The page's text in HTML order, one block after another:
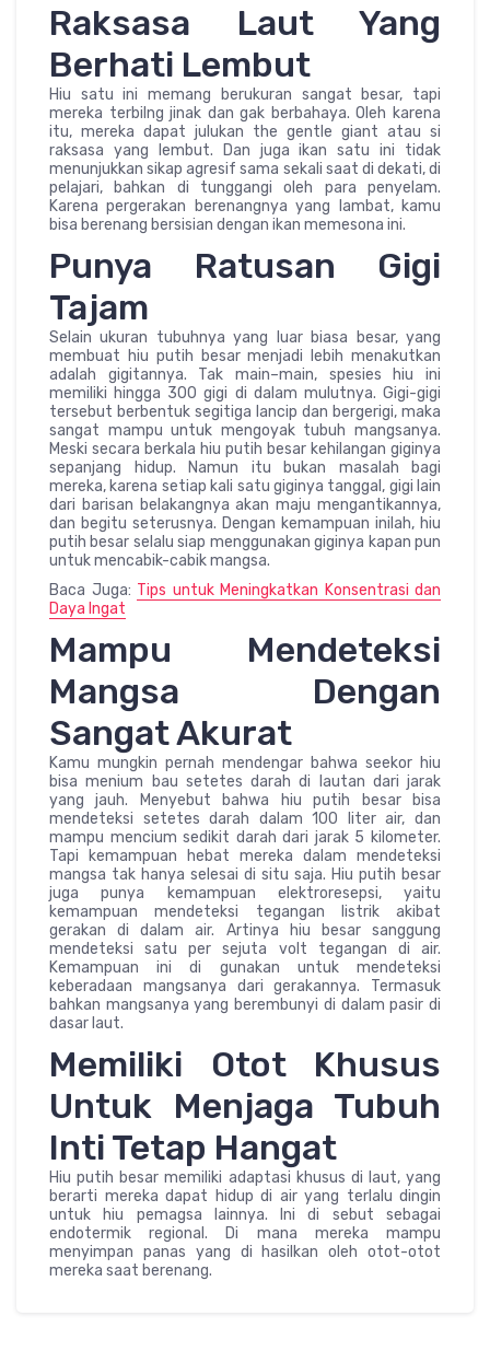
Raksasa Laut Yang
Berhati Lembut
Hiu satu ini memang berukuran sangat besar, tapi
mereka terbilng jinak dan gak berbahaya. Oleh karena
itu, mereka dapat julukan the gentle giant atau si
raksasa yang lembut. Dan juga ikan satu ini tidak
menunjukkan sikap agresif sama sekali saat di dekati, di
pelajari, bahkan di tunggangi oleh para penyelam.
Karena pergerakan berenangnya yang lambat, kamu
bisa berenang bersisian dengan ikan memesona ini.
Punya Ratusan Gigi
Tajam
Selain ukuran tubuhnya yang luar biasa besar, yang
membuat hiu putih besar menjadi lebih menakutkan
adalah gigitannya. Tak main–main, spesies hiu ini
memiliki hingga 300 gigi di dalam mulutnya. Gigi-gigi
tersebut berbentuk segitiga lancip dan bergerigi, maka
sangat mampu untuk mengoyak tubuh mangsanya.
Meski secara berkala hiu putih besar kehilangan giginya
sepanjang hidup. Namun itu bukan masalah bagi
mereka, karena setiap kali satu giginya tanggal, gigi lain
dari barisan belakangnya akan maju mengantikannya,
dan begitu seterusnya. Dengan kemampuan inilah, hiu
putih besar selalu siap menggunakan giginya kapan pun
untuk mencabik-cabik mangsa.
Baca Juga: Tips untuk Meningkatkan Konsentrasi dan
Daya Ingat
Mampu Mendeteksi
Mangsa Dengan
Sangat Akurat
Kamu mungkin pernah mendengar bahwa seekor hiu
bisa menium bau setetes darah di lautan dari jarak
yang jauh. Menyebut bahwa hiu putih besar bisa
mendeteksi setetes darah dalam 100 liter air, dan
mampu mencium sedikit darah dari jarak 5 kilometer.
Tapi kemampuan hebat mereka dalam mendeteksi
mangsa tak hanya selesai di situ saja. Hiu putih besar
juga punya kemampuan elektroresepsi, yaitu
kemampuan mendeteksi tegangan listrik akibat
gerakan di dalam air. Artinya hiu besar sanggung
mendeteksi satu per sejuta volt tegangan di air.
Kemampuan ini di gunakan untuk mendeteksi
keberadaan mangsanya dari gerakannya. Termasuk
bahkan mangsanya yang berembunyi di dalam pasir di
dasar laut.
Memiliki Otot Khusus
Untuk Menjaga Tubuh
Inti Tetap Hangat
Hiu putih besar memiliki adaptasi khusus di laut, yang
berarti mereka dapat hidup di air yang terlalu dingin
untuk hiu pemagsa lainnya. Ini di sebut sebagai
endotermik regional. Di mana mereka mampu
menyimpan panas yang di hasilkan oleh otot-otot
mereka saat berenang.